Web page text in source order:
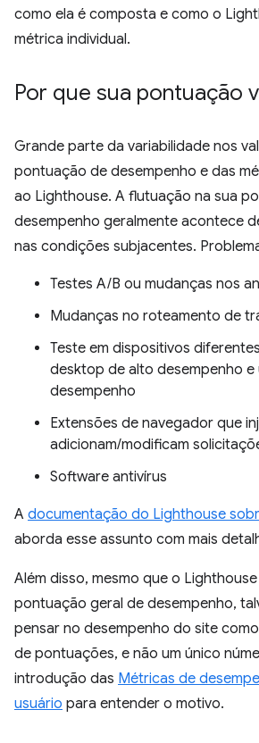
como ela é composta e como o
métrica individual.
Por que sua pontuação
Grande parte da variabilidade nos
pontuação de desempenho e das
ao Lighthouse. A flutuação na sua
desempenho geralmente acontece
nas condições subjacentes.
Testes A/B ou mudanças nos
Mudanças no roteamento de
Teste em dispositivos
desktop de alto desempenho
desempenho
Extensões de navegador que
adicionam/modificam
Software antivírus
A documentação do Lighthouse
aborda esse assunto com mais
Além disso, mesmo que o
pontuação geral de desempenho,
pensar no desempenho do site
de pontuações, e não um único
introdução das Métricas de
usuário para entender o motivo.